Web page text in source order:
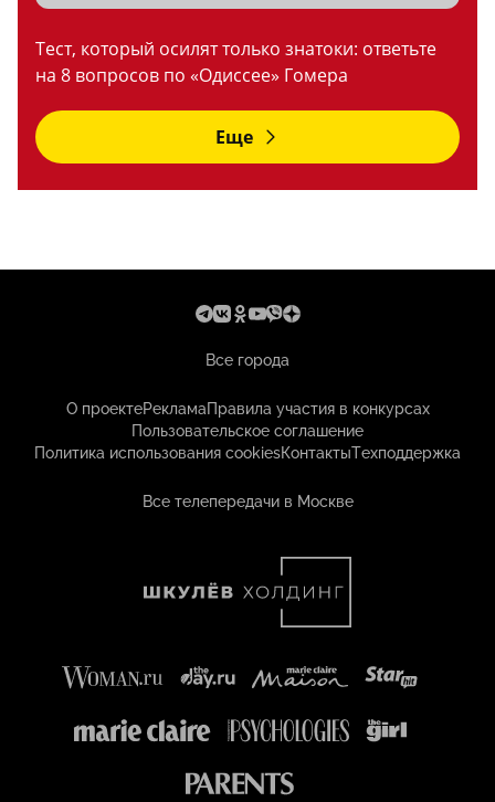
Тест, который осилят только знатоки: ответьте
на 8 вопросов по «Одиссее» Гомера
Еще
Все города
О проектеРекламаПравила участия в конкурсах
Пользовательское соглашение
Политика использования cookiesКонтактыТехподдержка
Все телепередачи в Москве